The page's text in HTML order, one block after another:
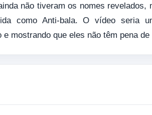
não tiveram os nomes revelados,
como Anti-bala. O vídeo seria
e mostrando que eles não têm pena de